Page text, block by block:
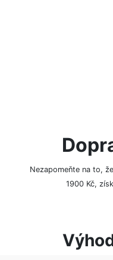
Nezapomeňte na to,
1900 Kč,